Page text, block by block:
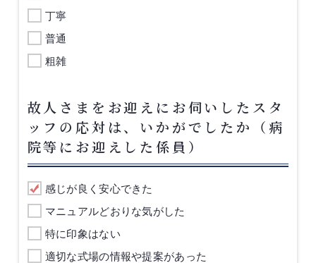
丁寧
普通
粗雑
故人さまをお迎えにお伺いしたスタ
ッフの応対は、いかがでしたか（病
院等にお迎えした係員）
感じが良く安心できた
マニュアルどおりな気がした
特に印象はない
適切な式場の情報や提案があった